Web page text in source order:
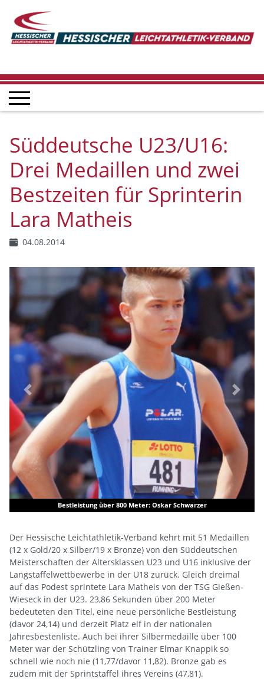
Süddeutsche U23/U16:
Drei Medaillen und zwei
Bestzeiten für Sprinterin
Lara Matheis
04.08.2014
über 800 Meter: Oskar Schwarzer Schnell wie nie:
Previous Next
Der Hessische Leichtathletik-Verband kehrt mit 51 Medaillen
(12 x Gold/20 x Silber/19 x Bronze) von den Süddeutschen
Meisterschaften der Altersklassen U23 und U16 inklusive der
Langstaffelwettbewerbe in der U18 zurück. Gleich dreimal
auf das Podest sprintete Lara Matheis von der TSG Gießen-
Wieseck in der U23. 23,86 Sekunden über 200 Meter
bedeuteten den Titel, eine neue persönliche Bestleistung
(davor 24,14) und derzeit Platz elf in der nationalen
Jahresbestenliste. Auch bei ihrer Silbermedaille über 100
Meter war der Schützling von Trainer Elmar Knappik so
schnell wie noch nie (11,77/davor 11,82). Bronze gab es
zudem mit der Sprintstaffel ihres Vereins (47,81).